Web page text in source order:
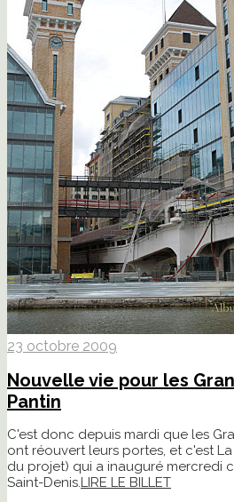
23 octobre 2009
Nouvelle vie pour les
Pantin
C'est donc depuis mardi que les
ont réouvert leurs portes, et c'est
du projet) qui a inauguré mercredi
Saint-Denis.LIRE LE BILLET